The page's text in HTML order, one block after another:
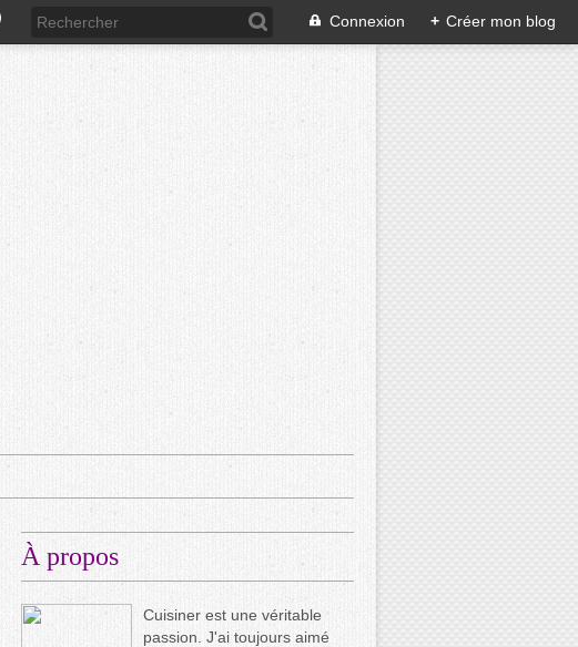
Connexion + Créer mon blog
À propos
Cuisiner est une véritable
passion. J'ai toujours aimé